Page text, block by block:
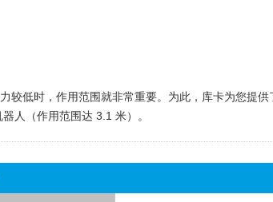
较低时，作用范围就非常重要。为此，库卡为您提
人（作用范围达 3.1 米）。